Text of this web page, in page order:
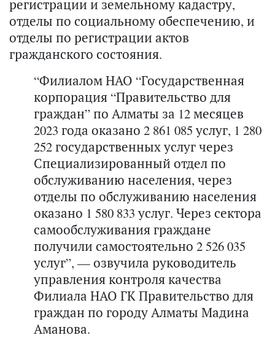
регистрации и земельному кадастру,
отделы по социальному обеспечению, и
отделы по регистрации актов
гражданского состояния.
“Филиалом НАО “Государственная
корпорация “Правительство для
граждан” по Алматы за 12 месяцев
2023 года оказано 2 861 085 услуг, 1 280
252 государственных услуг через
Специализированный отдел по
обслуживанию населения, через
отделы по обслуживанию населения
оказано 1 580 833 услуг. Через сектора
самообслуживания граждане
получили самостоятельно 2 526 035
услуг”, — озвучила руководитель
управления контроля качества
Филиала НАО ГК Правительство для
граждан по городу Алматы Мадина
Аманова.